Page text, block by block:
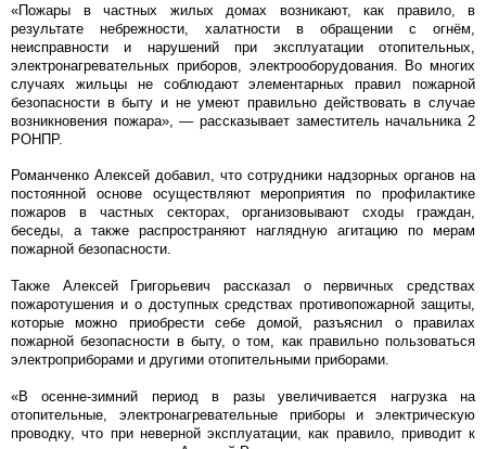
«Пожары в частных жилых домах возникают, как правило, в
результате небрежности, халатности в обращении с огнём,
неисправности и нарушений при эксплуатации отопительных,
электронагревательных приборов, электрооборудования. Во многих
случаях жильцы не соблюдают элементарных правил пожарной
безопасности в быту и не умеют правильно действовать в случае
возникновения пожара», — рассказывает заместитель начальника 2
РОНПР.
Романченко Алексей добавил, что сотрудники надзорных органов на
постоянной основе осуществляют мероприятия по профилактике
пожаров в частных секторах, организовывают сходы граждан,
беседы, а также распространяют наглядную агитацию по мерам
пожарной безопасности.
Также Алексей Григорьевич рассказал о первичных средствах
пожаротушения и о доступных средствах противопожарной защиты,
которые можно приобрести себе домой, разъяснил о правилах
пожарной безопасности в быту, о том, как правильно пользоваться
электроприборами и другими отопительными приборами.
«В осенне-зимний период в разы увеличивается нагрузка на
отопительные, электронагревательные приборы и электрическую
проводку, что при неверной эксплуатации, как правило, приводит к